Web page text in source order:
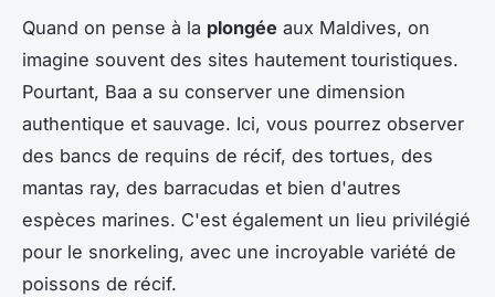
Quand on pense à la plongée aux Maldives, on
imagine souvent des sites hautement touristiques.
Pourtant, Baa a su conserver une dimension
authentique et sauvage. Ici, vous pourrez observer
des bancs de requins de récif, des tortues, des
mantas ray, des barracudas et bien d'autres
espèces marines. C'est également un lieu privilégié
pour le snorkeling, avec une incroyable variété de
poissons de récif.